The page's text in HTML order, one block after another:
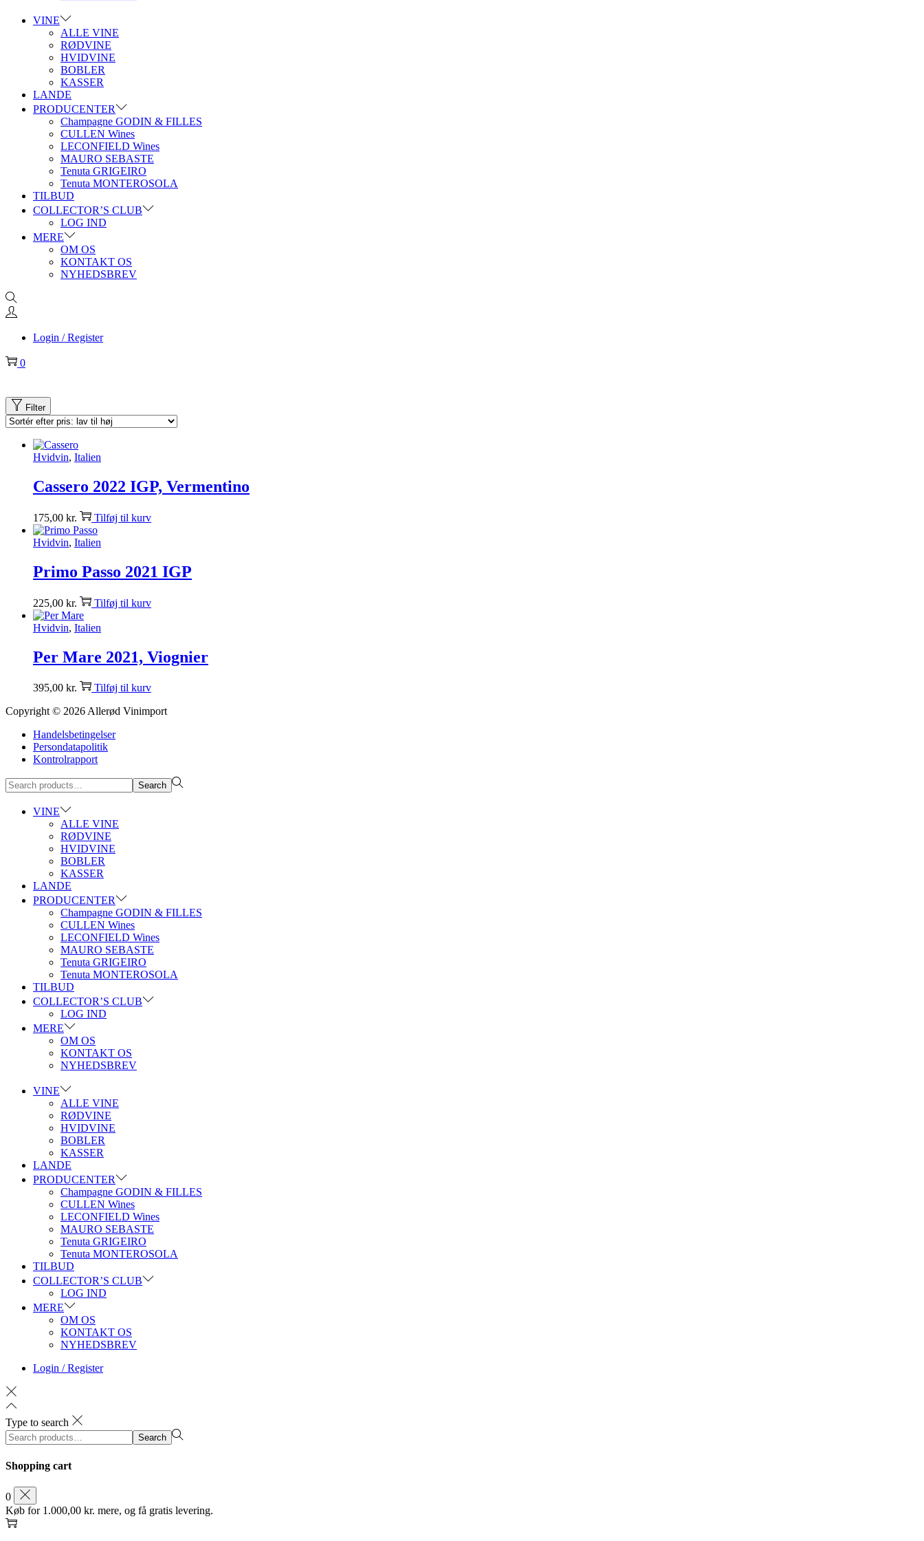
VINE
ALLE VINE
RØDVINE
HVIDVINE
BOBLER
KASSER
LANDE
PRODUCENTER
Champagne GODIN & FILLES
CULLEN Wines
LECONFIELD Wines
MAURO SEBASTE
Tenuta GRIGEIRO
Tenuta MONTEROSOLA
TILBUD
COLLECTOR’S CLUB
LOG IND
MERE
OM OS
KONTAKT OS
NYHEDSBREV
Login / Register
0
Filter
Hvidvin, Italien
Cassero 2022 IGP, Vermentino
175,00 kr. Tilføj til kurv
Hvidvin, Italien
Primo Passo 2021 IGP
225,00 kr. Tilføj til kurv
Hvidvin, Italien
Per Mare 2021, Viognier
395,00 kr.
Tilføj til kurv
Copyright © 2026Allerød Vinimport
Handelsbetingelser
Persondatapolitik
Kontrolrapport
Search
for:>
Search
VINE
ALLE VINE
RØDVINE
HVIDVINE
BOBLER
KASSER
LANDE
PRODUCENTER
Champagne GODIN & FILLES
CULLEN Wines
LECONFIELD Wines
MAURO SEBASTE
Tenuta GRIGEIRO
Tenuta MONTEROSOLA
TILBUD
COLLECTOR’S CLUB
LOG IND
MERE
OM OS
KONTAKT OS
NYHEDSBREV
VINE
ALLE VINE
RØDVINE
HVIDVINE
BOBLER
KASSER
LANDE
PRODUCENTER
Champagne GODIN & FILLES
CULLEN Wines
LECONFIELD Wines
MAURO SEBASTE
Tenuta GRIGEIRO
Tenuta MONTEROSOLA
TILBUD
COLLECTOR’S CLUB
LOG IND
MERE
OM OS
KONTAKT OS
NYHEDSBREV
Login / Register
Type to search
Search
for:>
Search
Shopping cart
0
Køb for 1.000,00 kr. mere, og få gratis levering.